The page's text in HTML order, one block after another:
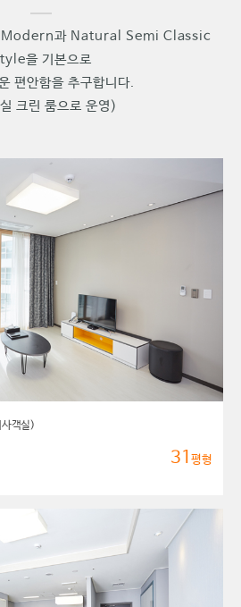
Modern과 Natural Semi Classic
을 기본으로
편안함을 추구합니다.
크린 룸으로 운영)
객실)
31평형